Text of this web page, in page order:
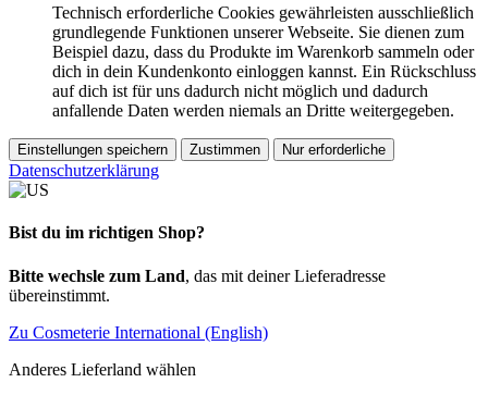
Technisch erforderliche Cookies gewährleisten ausschließlich
grundlegende Funktionen unserer Webseite. Sie dienen zum
Beispiel dazu, dass du Produkte im Warenkorb sammeln oder
dich in dein Kundenkonto einloggen kannst. Ein Rückschluss
auf dich ist für uns dadurch nicht möglich und dadurch
anfallende Daten werden niemals an Dritte weitergegeben.
Einstellungen speichern Zustimmen Nur erforderliche
Datenschutzerklärung
Bist du im richtigen Shop?
Bitte wechsle zum Land, das mit deiner Lieferadresse
übereinstimmt.
Zu Cosmeterie International (English)
Anderes Lieferland wählen